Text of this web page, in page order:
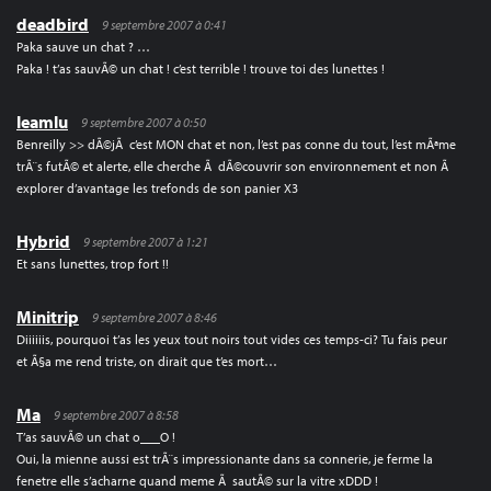
deadbird
9 septembre 2007 à 0:41
Paka sauve un chat ? …
Paka ! t’as sauvÃ© un chat ! c’est terrible ! trouve toi des lunettes !
leamlu
9 septembre 2007 à 0:50
Benreilly >> dÃ©jÃ c’est MON chat et non, l’est pas conne du tout, l’est mÃªme
trÃ¨s futÃ© et alerte, elle cherche Ã dÃ©couvrir son environnement et non Ã
explorer d’avantage les trefonds de son panier X3
Hybrid
9 septembre 2007 à 1:21
Et sans lunettes, trop fort !!
Minitrip
9 septembre 2007 à 8:46
Diiiiiis, pourquoi t’as les yeux tout noirs tout vides ces temps-ci? Tu fais peur
et Ã§a me rend triste, on dirait que t’es mort…
Ma
9 septembre 2007 à 8:58
T’as sauvÃ© un chat o___O !
Oui, la mienne aussi est trÃ¨s impressionante dans sa connerie, je ferme la
fenetre elle s’acharne quand meme Ã sautÃ© sur la vitre xDDD !